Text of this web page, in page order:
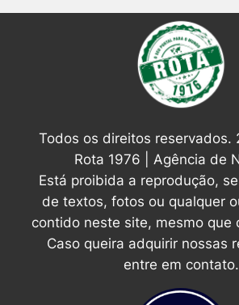
Todos os direitos
Rota 1976 | Agência de
Está proibida a reprodução,
de textos, fotos ou qualquer
contido neste site, mesmo que
Caso queira adquirir nossas
entre em contato.